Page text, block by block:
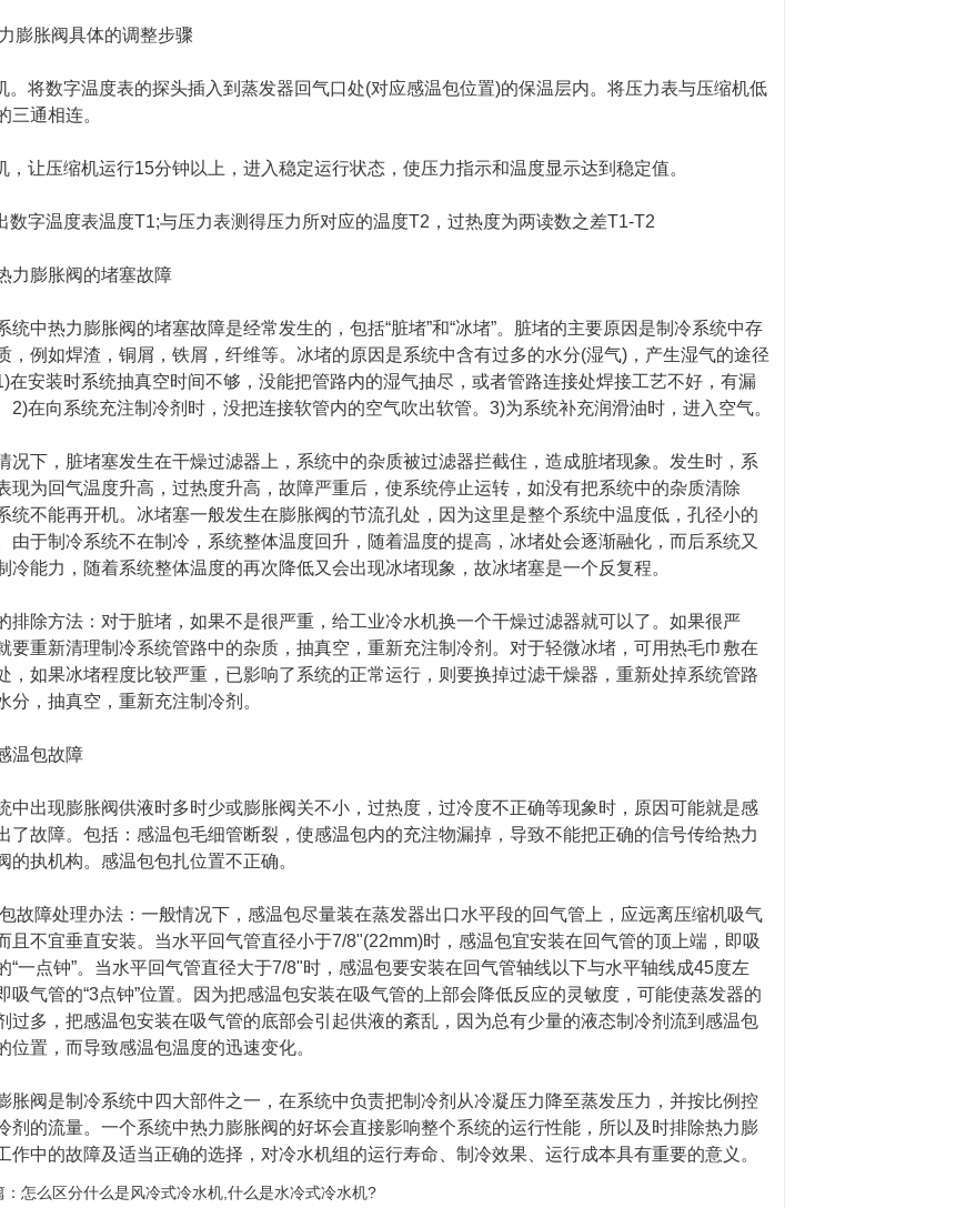
膨胀阀具体的调整步骤
。将数字温度表的探头插入到蒸发器回气口处(对应感温包位置)的保温层内。将压力表与压缩机低
三通相连。
，让压缩机运行15分钟以上，进入稳定运行状态，使压力指示和温度显示达到稳定值。
数字温度表温度T1;与压力表测得压力所对应的温度T2，过热度为两读数之差T1-T2
力膨胀阀的堵塞故障
统中热力膨胀阀的堵塞故障是经常发生的，包括“脏堵”和“冰堵”。脏堵的主要原因是制冷系统中存
，例如焊渣，铜屑，铁屑，纤维等。冰堵的原因是系统中含有过多的水分(湿气)，产生湿气的途径
在安装时系统抽真空时间不够，没能把管路内的湿气抽尽，或者管路连接处焊接工艺不好，有漏
2)在向系统充注制冷剂时，没把连接软管内的空气吹出软管。3)为系统补充润滑油时，进入空气。
况下，脏堵塞发生在干燥过滤器上，系统中的杂质被过滤器拦截住，造成脏堵现象。发生时，系
现为回气温度升高，过热度升高，故障严重后，使系统停止运转，如没有把系统中的杂质清除
统不能再开机。冰堵塞一般发生在膨胀阀的节流孔处，因为这里是整个系统中温度低，孔径小的
由于制冷系统不在制冷，系统整体温度回升，随着温度的提高，冰堵处会逐渐融化，而后系统又
冷能力，随着系统整体温度的再次降低又会出现冰堵现象，故冰堵塞是一个反复程。
排除方法：对于脏堵，如果不是很严重，给工业冷水机换一个干燥过滤器就可以了。如果很严
要重新清理制冷系统管路中的杂质，抽真空，重新充注制冷剂。对于轻微冰堵，可用热毛巾敷在
，如果冰堵程度比较严重，已影响了系统的正常运行，则要换掉过滤干燥器，重新处掉系统管路
分，抽真空，重新充注制冷剂。
温包故障
中出现膨胀阀供液时多时少或膨胀阀关不小，过热度，过冷度不正确等现象时，原因可能就是感
了故障。包括：感温包毛细管断裂，使感温包内的充注物漏掉，导致不能把正确的信号传给热力
的执机构。感温包包扎位置不正确。
故障处理办法：一般情况下，感温包尽量装在蒸发器出口水平段的回气管上，应远离压缩机吸气
且不宜垂直安装。当水平回气管直径小于7/8"(22mm)时，感温包宜安装在回气管的顶上端，即吸
“一点钟”。当水平回气管直径大于7/8"时，感温包要安装在回气管轴线以下与水平轴线成45度左
吸气管的“3点钟”位置。因为把感温包安装在吸气管的上部会降低反应的灵敏度，可能使蒸发器的
过多，把感温包安装在吸气管的底部会引起供液的紊乱，因为总有少量的液态制冷剂流到感温包
位置，而导致感温包温度的迅速变化。
胀阀是制冷系统中四大部件之一，在系统中负责把制冷剂从冷凝压力降至蒸发压力，并按比例控
剂的流量。一个系统中热力膨胀阀的好坏会直接影响整个系统的运行性能，所以及时排除热力膨
作中的故障及适当正确的选择，对冷水机组的运行寿命、制冷效果、运行成本具有重要的意义。
怎么区分什么是风冷式冷水机,什么是水冷式冷水机?